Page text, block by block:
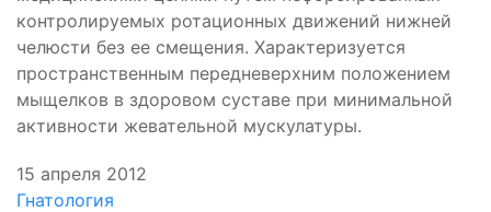
контролируемых ротационных движений нижней
челюсти без ее смещения. Характеризуется
пространственным передневерхним положением
мыщелков в здоровом суставе при минимальной
активности жевательной мускулатуры.
15 апреля 2012
Гнатология